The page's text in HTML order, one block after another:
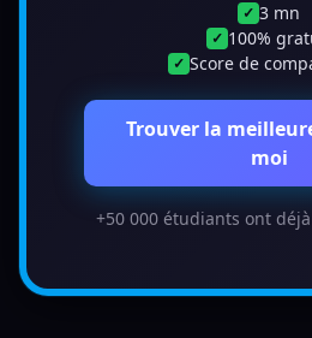
✓ 3 mn
✓ 100%
✓ Score de
Trouver la
moi
+50 000 étudiants ont